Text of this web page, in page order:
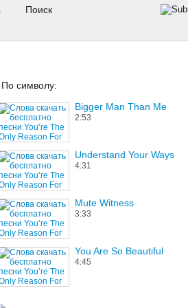
По символу:
Bigger Man Than Me
2:53
Understand Your Ways
4:31
Mute Witness
3:33
You Are So Beautiful
4:45